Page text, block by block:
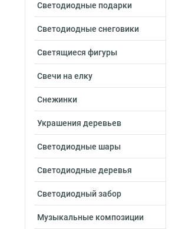
Светодиодные подарки
Светодиодные снеговики
Светящиеся фигуры
Свечи на елку
Снежинки
Украшения деревьев
Светодиодные шары
Светодиодные деревья
Светодиодный забор
Музыкальные композиции